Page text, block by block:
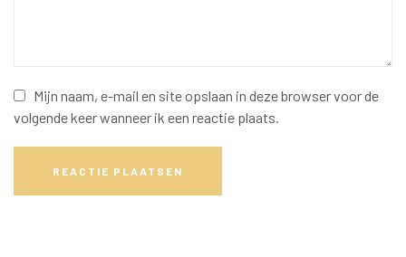
Mijn naam, e-mail en site opslaan in deze browser voor de
volgende keer wanneer ik een reactie plaats.
REACTIE PLAATSEN